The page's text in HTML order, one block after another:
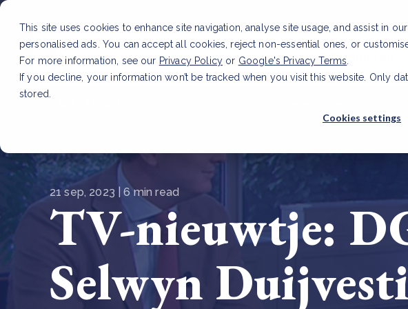
This site uses cookies to enhance site navigation, analyse site usage, and assist in
personalised ads. You can accept all cookies, reject non-essential ones, or
For more information, see our Privacy Policy or Google's Privacy Terms
If you decline, your information won’t be tracked when you visit this website. Only
stored.
Cookies settings
Diensten & Producten
CSRD en uw positie als leverancier: wat
21 sep, 2023 | 6 min read
TV-nieuwtje:
Selwyn